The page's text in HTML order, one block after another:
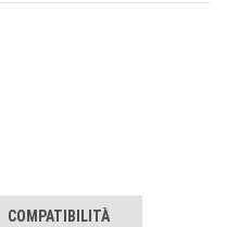
COMPATIBILITÀ